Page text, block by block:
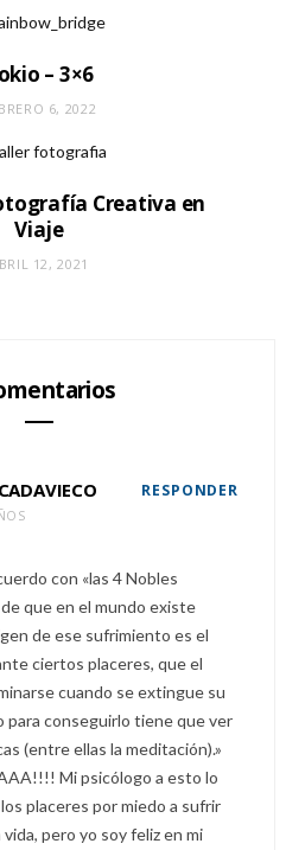
– 3×6
6, 2022
Creativa en
Viaje
12, 2021
RESPONDER
con «las 4 Nobles
que en el mundo existe
de ese sufrimiento es el
ciertos placeres, que el
cuando se extingue su
para conseguirlo tiene que ver
(entre ellas la meditación).»
Mi psicólogo a esto lo
placeres por miedo a sufrir
pero yo soy feliz en mi